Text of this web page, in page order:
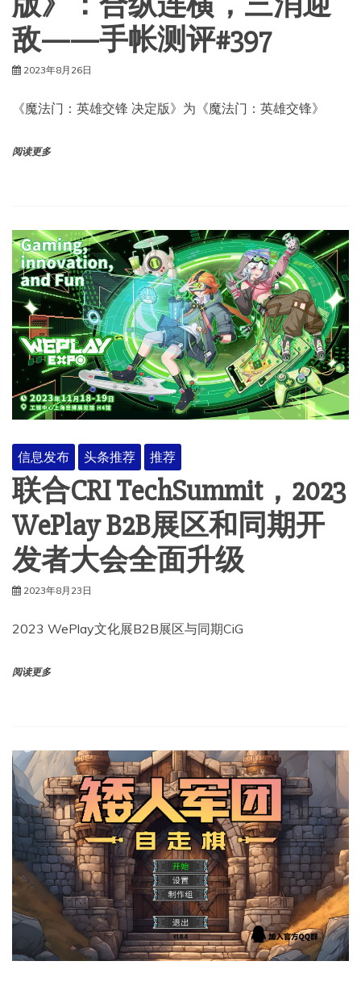
敌——手帐测评#397
2023年8月26日
《魔法门：英雄交锋 决定版》为《魔法门：英雄交锋》
阅读更多
信息发布 头条推荐 推荐
联合CRI TechSummit，2023
WePlay B2B展区和同期开
发者大会全面升级
2023年8月23日
2023 WePlay文化展B2B展区与同期CiG
阅读更多